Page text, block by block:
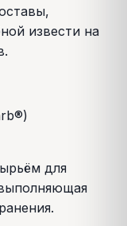
извести на
для